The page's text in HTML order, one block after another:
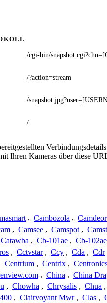
/cgi-bin/
/?action=stream
/
/
Ihren Kameras über diese
, Cambozola , Camdeor
, Camsee , Camspot ,
Catawba , Cb-101ae , Cb-102ae
, Cctvstar , Ccy , Cda , Cdr
, Centrium , Centrix ,
, China , China
, Chowha , Chrysalis , Chua ,
, Clairvoyant Mwr , Clas ,